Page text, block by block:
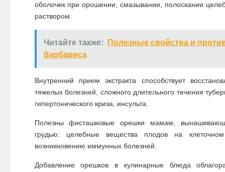
оболочек при орошении, смазывании, полоскании
раствором.
Читайте также:
Полезные свойства и
барбариса
Внутренний прием экстракта способствует
тяжелых болезней, сложного длительного течения
гипертонического криза, инсульта.
Полезны фисташковые орешки мамам,
грудью: целебные вещества плодов на клеточном
возникновению иммунных болезней.
Добавление орешков в кулинарные блюда